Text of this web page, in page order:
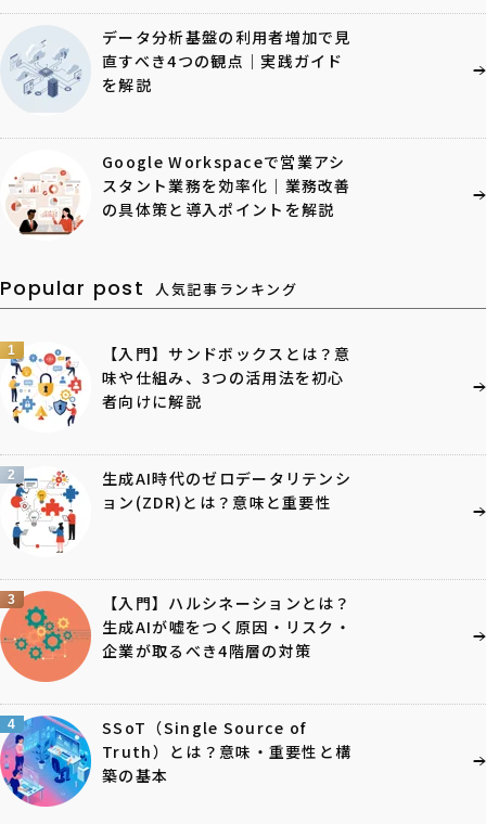
データ分析基盤の利用者増加で見
直すべき4つの観点｜実践ガイド
を解説
Google Workspaceで営業アシ
スタント業務を効率化｜業務改善
の具体策と導入ポイントを解説
Popular post 人気記事ランキング
1
【入門】サンドボックスとは？意
味や仕組み、3つの活用法を初心
者向けに解説
2
生成AI時代のゼロデータリテンシ
ョン(ZDR)とは？意味と重要性
3
【入門】ハルシネーションとは？
生成AIが嘘をつく原因・リスク・
企業が取るべき4階層の対策
4
SSoT（Single Source of
Truth）とは？意味・重要性と構
築の基本